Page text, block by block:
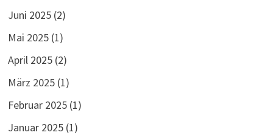
Juni 2025(2)
Mai 2025(1)
April 2025(2)
März 2025(1)
Februar 2025(1)
Januar 2025(1)